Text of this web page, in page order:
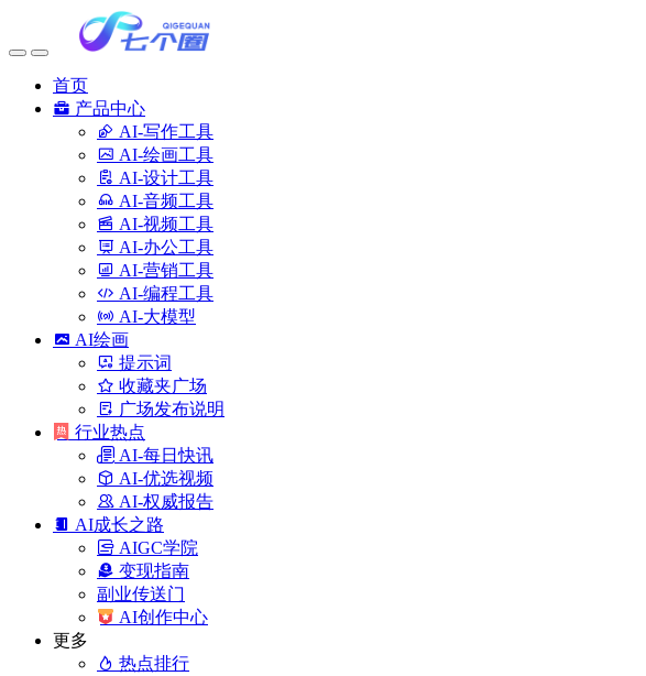
首页
产品中心
AI-写作工具
AI-绘画工具
AI-设计工具
AI-音频工具
AI-视频工具
AI-办公工具
AI-营销工具
AI-编程工具
AI-大模型
AI绘画
提示词
收藏夹广场
广场发布说明
行业热点
AI-每日快讯
AI-优选视频
AI-权威报告
AI成长之路
AIGC学院
变现指南
副业传送门
AI创作中心
更多
热点排行